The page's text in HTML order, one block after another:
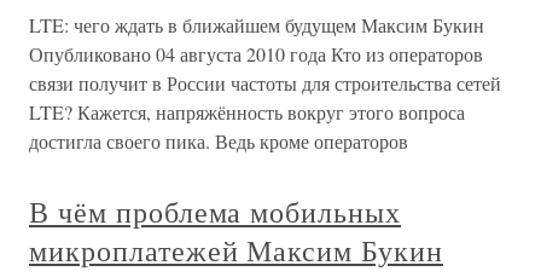
LTE: чего ждать в ближайшем будущем Максим Букин
Опубликовано 04 августа 2010 года Кто из операторов
связи получит в России частоты для строительства сетей
LTE? Кажется, напряжённость вокруг этого вопроса
достигла своего пика. Ведь кроме операторов
В чём проблема мобильных
микроплатежей Максим Букин